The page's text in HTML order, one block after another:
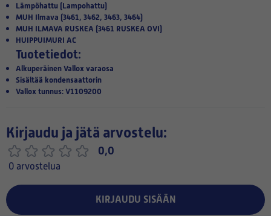
Lämpöhattu (Lampohattu)
MUH Ilmava (3461, 3462, 3463, 3464)
MUH ILMAVA RUSKEA (3461 RUSKEA OVI)
HUIPPUIMURI AC
Tuotetiedot:
Alkuperäinen Vallox varaosa
Sisältää kondensaattorin
Vallox tunnus: V1109200
Kirjaudu ja jätä arvostelu:
0,0
0 arvostelua
KIRJAUDU SISÄÄN